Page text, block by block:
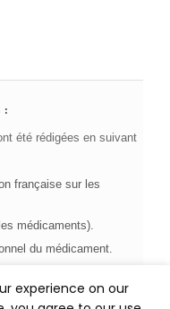
:
été rédigées en suivant
française sur les
médicaments).
du médicament.
assurée par :
experience on our